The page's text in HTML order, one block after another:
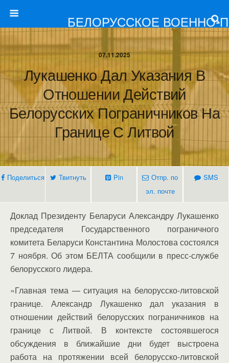
БЕЛОРУССКОЕ ВОЕННО-
07.11.2025
Лукашенко Дал Указания В
Отношении Действий
Белорусских Пограничников На
Границе С Литвой
Поделиться Твитнуть Pin
Отпр. по
эл. почте
SMS
Доклад Президенту Беларуси Александру Лукашенко
председателя Государственного пограничного
комитета Беларуси Константина Молостова состоялся
7 ноября. Об этом БЕЛТА сообщили в пресс-службе
белорусского лидера.
«Главная тема — ситуация на белорусско-литовской
границе. Александр Лукашенко дал указания в
отношении действий белорусских пограничников на
границе с Литвой. В контексте состоявшегося
обсуждения в ближайшие дни будет выстроена
работа на протяжении всей белорусско-литовской